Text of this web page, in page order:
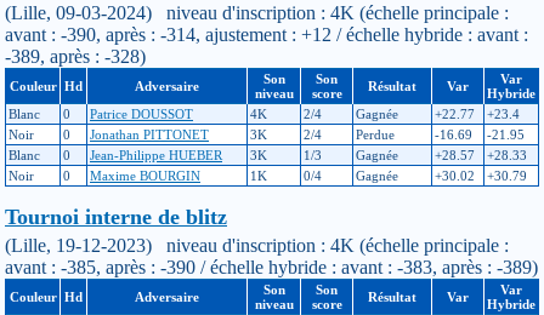
(Lille, 09-03-2024) niveau d'inscription : 4K (échelle principale :
avant : -390, après : -314, ajustement : +12 / échelle hybride : avant :
-389, après : -328)
Couleur Hd Adversaire
Son
niveau
Son
score
Résultat Var
Var
Hybride
Blanc
0 Patrice DOUSSOT 4K 2/4 Gagnée +22.77
+23.4
Noir
0 Jonathan PITTONET 3K 2/4 Perdue -16.69
-21.95
Blanc
0 Jean-Philippe HUEBER 3K 1/3 Gagnée +28.57
+28.33
Noir
0 Maxime BOURGIN 1K 0/4 Gagnée +30.02 +30.79
Tournoi interne de blitz
(Lille, 19-12-2023) niveau d'inscription : 4K (échelle principale :
avant : -385, après : -390 / échelle hybride : avant : -383, après : -389)
Couleur Hd Adversaire
Son
niveau
Son
score
Résultat Var
Var
Hybride